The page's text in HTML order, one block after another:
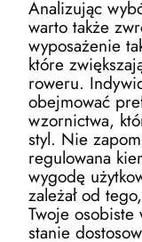
Analizując
warto także
wyposażenie
które
roweru.
obejmować
wzornictwa,
styl. Nie
regulowana
wygodę
zależał od
Twoje
stanie